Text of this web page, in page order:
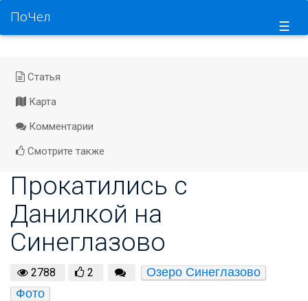
☰
ПоЧел
Статья
Карта
Комментарии
Смотрите также
Прокатились с
Данилкой на
Синеглазово
2788 2
Озеро Синеглазово
Фото